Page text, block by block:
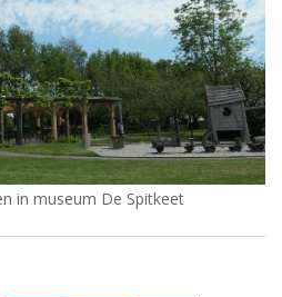
in museum De Spitkeet